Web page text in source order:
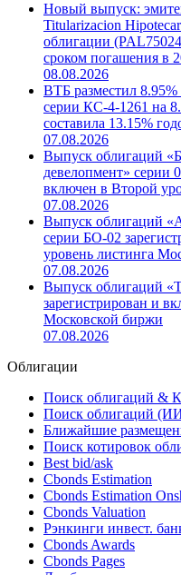
Новый выпуск:
Titularizacion
облигации
сроком погашения в
08.08.2026
ВТБ разместил
серии КС-4-1261 на
составила 13.15%
07.08.2026
Выпуск облигаций
девелопмент» серии
включен в Второй
07.08.2026
Выпуск
серии БО-02
уровень листинга
07.08.2026
Выпуск облигаций
зарегистрирован и
Московской биржи
07.08.2026
Облигации
Поиск облигаций &
Поиск облигаций
Ближайшие
Поиск котировок
Best bid/ask
Cbonds Estimation
Cbonds Estimation
Cbonds Valuation
Рэнкинги инвест.
Cbonds Awards
Cbonds Pages